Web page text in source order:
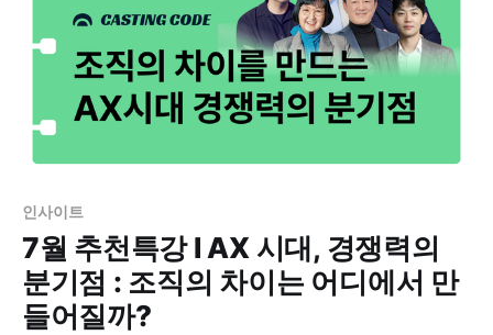
인사이트
7월 추천특강 I AX 시대, 경쟁력의
분기점 : 조직의 차이는 어디에서 만
들어질까?